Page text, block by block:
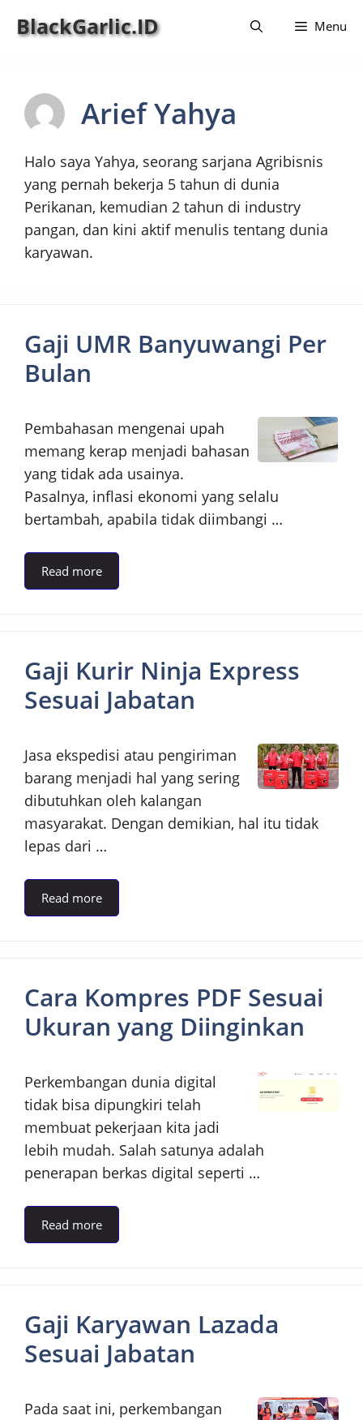
BlackGarlic.ID Menu
Arief Yahya
Halo saya Yahya, seorang sarjana Agribisnis
yang pernah bekerja 5 tahun di dunia
Perikanan, kemudian 2 tahun di industry
pangan, dan kini aktif menulis tentang dunia
karyawan.
Gaji UMR Banyuwangi Per
Bulan
Pembahasan mengenai upah
memang kerap menjadi bahasan
yang tidak ada usainya.
Pasalnya, inflasi ekonomi yang selalu
bertambah, apabila tidak diimbangi …
Read more
Gaji Kurir Ninja Express
Sesuai Jabatan
Jasa ekspedisi atau pengiriman
barang menjadi hal yang sering
dibutuhkan oleh kalangan
masyarakat. Dengan demikian, hal itu tidak
lepas dari …
Read more
Cara Kompres PDF Sesuai
Ukuran yang Diinginkan
Perkembangan dunia digital
tidak bisa dipungkiri telah
membuat pekerjaan kita jadi
lebih mudah. Salah satunya adalah
penerapan berkas digital seperti …
Read more
Gaji Karyawan Lazada
Sesuai Jabatan
Pada saat ini, perkembangan